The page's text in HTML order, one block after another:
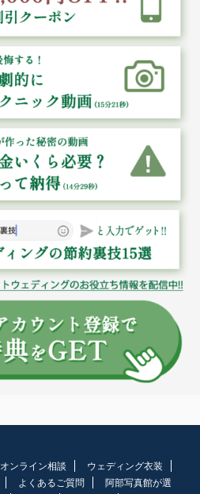
オンライン相談
ウェディング衣装
よくあるご質問
阿部写真館が選